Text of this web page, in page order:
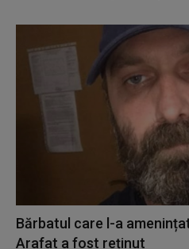
Bărbatul care l-a
Arafat a fost reținut